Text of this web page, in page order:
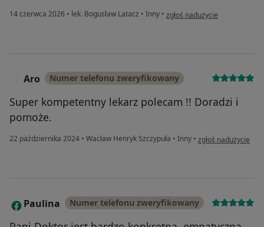
14 czerwca 2026 • lek. Bogusław Latacz • Inny • w opinii użytkownika
zgłoś nadużycie
Aro Numer telefonu zweryfikowany
Super kompetentny lekarz polecam !! Doradzi i
pomoże.
22 października 2024 • Wacław Henryk Szczypuła • Inny • w opinii
zgłoś nadużycie
P Paulina Numer telefonu zweryfikowany